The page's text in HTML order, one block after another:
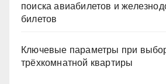
поиска авиабилетов и
билетов
Ключевые параметры при
трёхкомнатной квартиры